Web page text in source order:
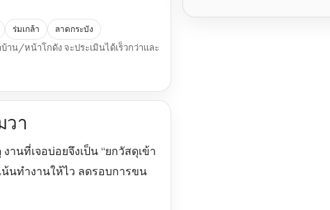
ร่มเกล้า ลาดกระบัง
าน/หน้าโกดัง จะประเมินได้เร็วกว่าและ
วา
นที่เจอบ่อยจึงเป็น “ยกวัสดุเข้า
นทำงานให้ไว ลดรอบการขน